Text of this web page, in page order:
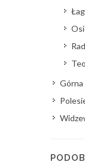
Górna